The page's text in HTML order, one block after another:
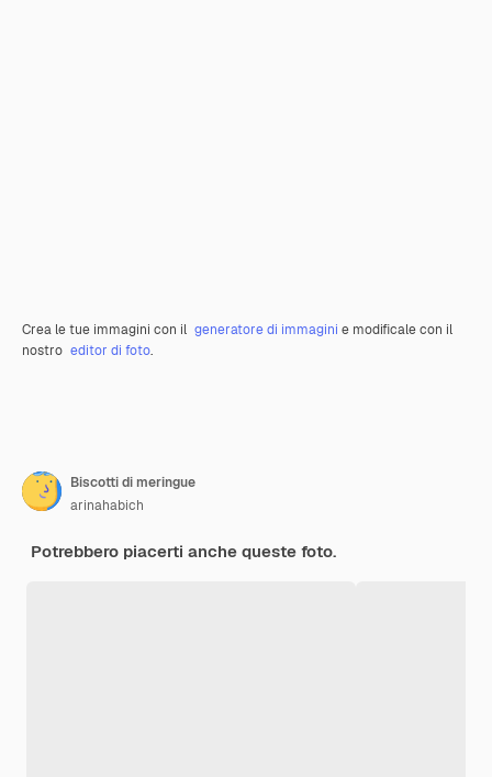
Crea le tue immagini con il generatore di immagini e modificale con il
nostro editor di foto.
Biscotti di meringue
arinahabich
Potrebbero piacerti anche queste foto.